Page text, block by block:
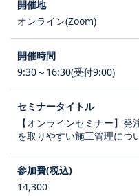
オンライン(Zoom)
9:30～16:30(受付9:00)
【オンラインセミナー】
を取りやすい施工管理につ
14,300